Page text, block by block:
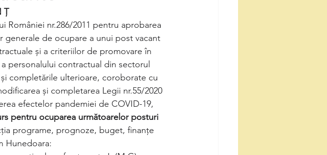
Ţ
României nr.286/2011 pentru aprobarea
de ocupare a unui post vacant
şi a criteriilor de promovare în
personalului contractual din sectorul
completările ulterioare, coroborate cu
şi completarea Legii nr.55/2020
efectelor pandemiei de COVID-19,
pentru ocuparea următoarelor posturi
programe, prognoze, buget, finanțe
Hunedoara: